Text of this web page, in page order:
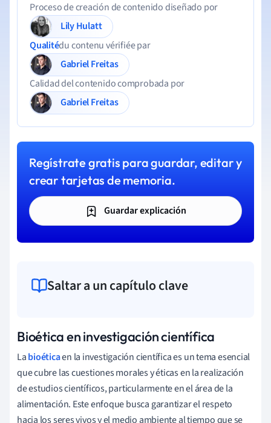
Proceso de creación de contenido diseñado por
Lily Hulatt
Qualitédu contenu vérifiée par
Gabriel Freitas
Calidad del contenido comprobada por
Gabriel Freitas
Regístrate gratis para guardar, editar y
crear tarjetas de memoria.
Guardar explicación
Saltar a un capítulo clave
Bioética en investigación científica
Labioéticaen la investigación científica es un tema esencial
que cubre las cuestiones morales y éticas en la realización
de estudios científicos, particularmente en el área de la
alimentación. Este enfoque busca garantizar el respeto
hacia los seres vivos y el medio ambiente al tiempo que se